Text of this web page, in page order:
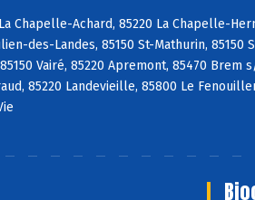
Chapelle-Achard, 85220 La Chapelle-
des-Landes, 85150 St-Mathurin,
Vairé, 85220 Apremont, 85470
85220 Landevieille, 85800 Le